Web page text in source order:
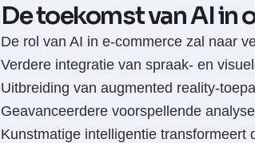
De toekomst van AI in
De rol van AI in e-commerce zal naar
Verdere integratie van spraak- en
Uitbreiding van augmented reality-
Geavanceerdere voorspellende
Kunstmatige intelligentie